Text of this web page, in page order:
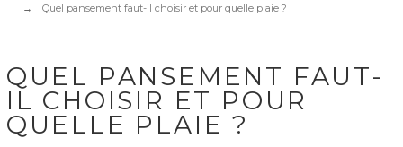
Quel pansement faut-il choisir et pour quelle plaie ?
QUEL PANSEMENT FAUT-
IL CHOISIR ET POUR
QUELLE PLAIE ?